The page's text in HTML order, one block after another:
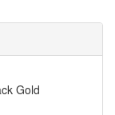
Gold